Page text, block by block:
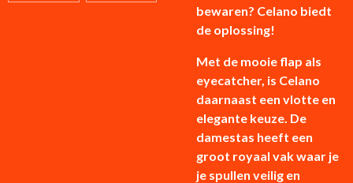
bewaren? Celano biedt
de oplossing!
Met de mooie flap als
eyecatcher, is Celano
daarnaast een vlotte en
elegante keuze. De
damestas heeft een
groot royaal vak waar je
je spullen veilig en